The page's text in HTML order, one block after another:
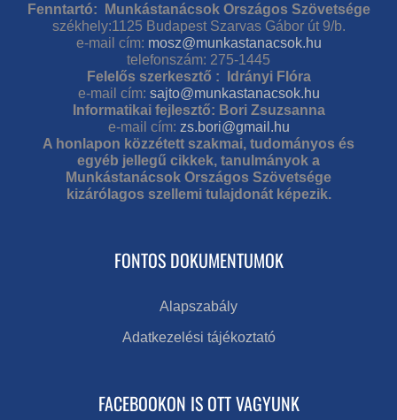
Fenntartó: Munkástanácsok Országos Szövetsége
székhely:1125 Budapest Szarvas Gábor út 9/b.
e-mail cím: mosz@munkastanacsok.hu
telefonszám: 275-1445
Felelős szerkesztő : Idrányi Flóra
e-mail cím: sajto@munkastanacsok.hu
Informatikai fejlesztő: Bori Zsuzsanna
e-mail cím: zs.bori@gmail.hu
A honlapon közzétett szakmai, tudományos és
egyéb jellegű cikkek, tanulmányok a
Munkástanácsok Országos Szövetsége
kizárólagos szellemi tulajdonát képezik.
FONTOS DOKUMENTUMOK
Alapszabály
Adatkezelési tájékoztató
FACEBOOKON IS OTT VAGYUNK